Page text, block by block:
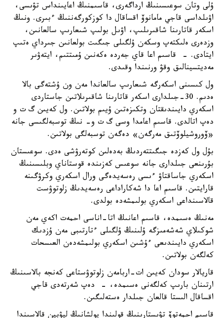
ۇلى وتان سوعىسىنىڭ ارداگەرى، قاسىمنىڭ اعايىنداس تۋىسى،
اۋىلداسى قاجي مامانوۆ اقساقال دا كوزكورگەننىڭ ءبىرى. ونىڭ
اسكەر قاتارىنا شاقىرىلىپ، اۋىل بولىپ شىعارىپ سالعانىن،
وزدەرى ەلىكتەپ وسكەن ۇلگىلى جىگىت بولعانىن جىرداي ەتىپ
ايتادى. - قاسىم اعا قاي جەردە ەكەنىن ۇمىتتىم، ايتەۋىر
مەديتسينالىق وقۋ ورنىندا وقىدى.
ول كىسىنى اسكەرگە شىعارىپ سالعاندا مەن ون ۇشتەگى بالا
ەدىم. 30-جىلدارى اسكەر قاتارىنا شاقىرىلاتىن جاستاردى
اسكەري دايىندىقتان وتكىزەتىن ۇيىم بولاتىن. ول كەيىن گ ت و
دەپ اتالدى. قاسىم اعامدا وسى گ ت و- نىڭ توسبەلگىسى جانە
«ۆوروشيلوۆتىق مەرگەن» دەگەن توسبەلگى بولاتىن.
بۇل ول كەزدە جىگىتتەردىڭ بەدەلىن كوتەرۋشى ەدى. سوعىستان
بۇرىنعى جىلدارى جانە سوعىس كەزىندە قوستاناي وبلىسىنىڭ
اسكەري جاساقتاۋ ءىسى رەسەيدەگى ورال اسكەري وكرۋگىنە
قارايتىن. قاسىم اعا دا شەكاراداعى رەسەيدىڭ زلوتوۋست
قالاسىنداعى اسكەري بولىمشەدە بولدى.
مەنىڭ ەسىمدە، قاسىم اعانىڭ اتا-اناسى احمەت اكەي مەن
شوكىلاي شەشەمىزگە ۇلىنىڭ ۇلگىلى ءتارتىبى مەن ۇزدىك
اسكەري دايىندىعى ءۇشىن اسكەري بولىمشەدەن العىسحات
كەلگەن بولاتىن.
قاريالار سودان كەيىن ات-اربامەن زلوتوۋستاعى كەنجە بالاسىنىڭ
ارتىنان بارىپ كەلگەنى ەسىمدە، - دەپ شەرتەدى قاجي
اقساقال الىستا قالعان جىلدار ەستەلىگىن.